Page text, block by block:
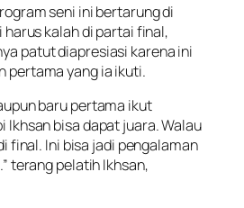
seni ini bertarung di
harus kalah di partai final,
patut diapresiasi karena ini
pertama yang ia ikuti.
baru pertama ikut
Ikhsan bisa dapat juara. Walau
final. Ini bisa jadi pengalaman
terang pelatih Ikhsan,